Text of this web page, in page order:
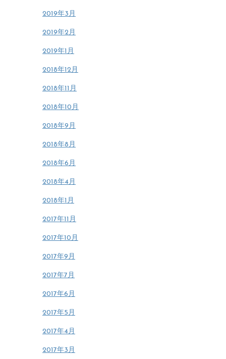
2019年3月
2019年2月
2019年1月
2018年12月
2018年11月
2018年10月
2018年9月
2018年8月
2018年6月
2018年4月
2018年1月
2017年11月
2017年10月
2017年9月
2017年7月
2017年6月
2017年5月
2017年4月
2017年3月